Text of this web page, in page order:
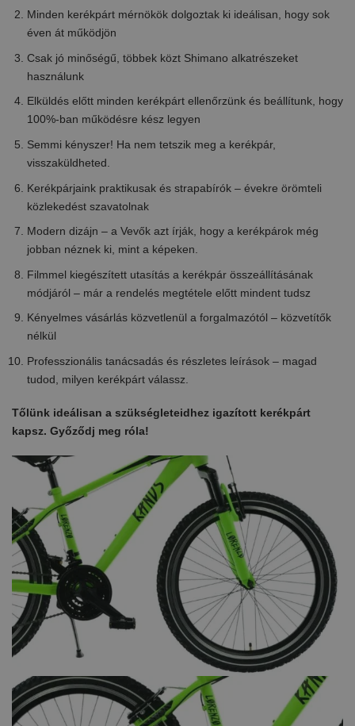
Minden kerékpárt mérnökök dolgoztak ki ideálisan, hogy sok
éven át működjön
Csak jó minőségű, többek közt Shimano alkatrészeket
használunk
Elküldés előtt minden kerékpárt ellenőrzünk és beállítunk, hogy
100%-ban működésre kész legyen
Semmi kényszer! Ha nem tetszik meg a kerékpár,
visszaküldheted.
Kerékpárjaink praktikusak és strapabírók – évekre örömteli
közlekedést szavatolnak
Modern dizájn – a Vevők azt írják, hogy a kerékpárok még
jobban néznek ki, mint a képeken.
Filmmel kiegészített utasítás a kerékpár összeállításának
módjáról – már a rendelés megtétele előtt mindent tudsz
Kényelmes vásárlás közvetlenül a forgalmazótól – közvetítők
nélkül
Professzionális tanácsadás és részletes leírások – magad
tudod, milyen kerékpárt válassz.
Tőlünk ideálisan a szükségleteidhez igazított kerékpárt
kapsz. Győződj meg róla!